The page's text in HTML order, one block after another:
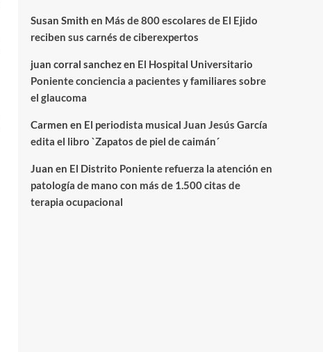
Susan Smith en Más de 800 escolares de El Ejido
reciben sus carnés de ciberexpertos
juan corral sanchezen El Hospital Universitario
Poniente conciencia a pacientes y familiares sobre
el glaucoma
Carmen en El periodista musical Juan Jesús García
edita el libro `Zapatos de piel de caimán´
Juan en El Distrito Poniente refuerza la atención en
patología de mano con más de 1.500 citas de
terapia ocupacional